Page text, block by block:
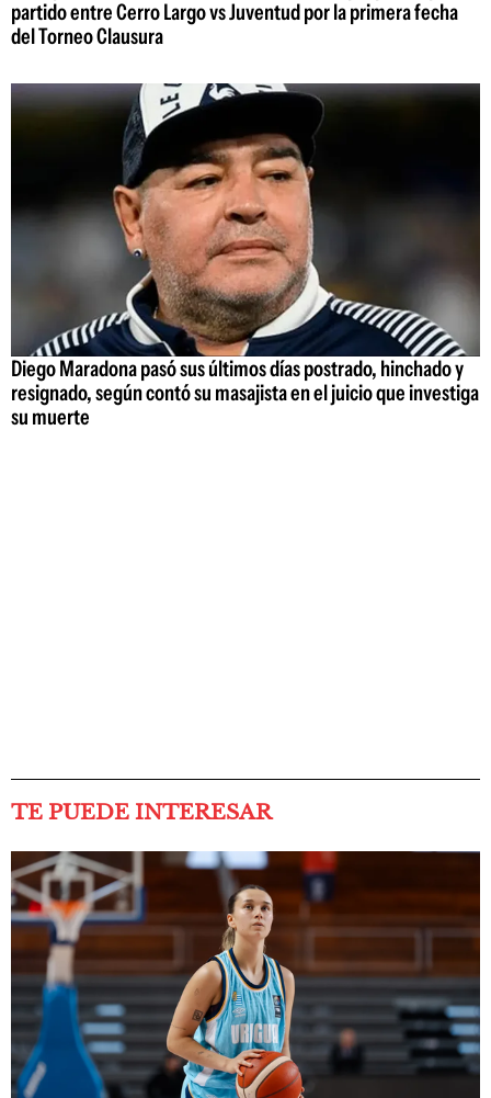
partido entre Cerro Largo vs Juventud por la primera fecha
del Torneo Clausura
Diego Maradona pasó sus últimos días postrado, hinchado y
resignado, según contó su masajista en el juicio que investiga
su muerte
TE PUEDE INTERESAR